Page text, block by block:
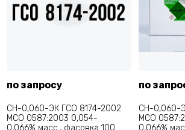
по запросу
СН-0,060-ЭК ГСО 8174-2002
МСО 0587:2003 0,054-
0,066% масс., фасовка 100
по
СН-0,060-
МСО
0,066%